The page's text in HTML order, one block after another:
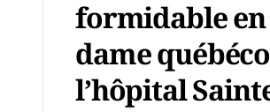
formidable en
dame
l’hôpital